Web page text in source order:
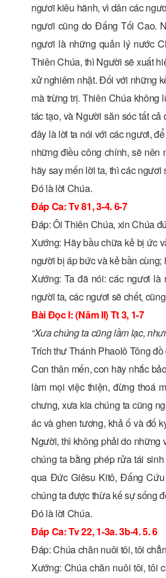
ngươi kiêu hãnh, vì dân các
ngươi cũng do Ðấng Tối Cao.
ngươi là những quản lý nước
Thiên Chúa, thì Người sẽ xuất
xử nghiêm nhặt. Ðối với những
mà trừng trị. Thiên Chúa
tác tạo, và Người săn sóc tất
đây là lời ta nói với các ngươi,
những điều công chính, sẽ nên
hãy say mến lời ta, thì các
Ðó là lời Chúa.
Ðáp Ca: Tv 81, 3-4. 6-7
Ðáp: Ôi Thiên Chúa, xin Chúa
Xướng: Hãy bầu chữa kẻ bị ức
người bị áp bức và kẻ bần
Xướng: Ta đã nói: các ngươi
người ta, các ngươi sẽ chết,
Bài Ðọc I: (Năm II) Tt 3, 1-7
“Xưa chúng ta cũng lầm lạc,
Trích thư Thánh Phaolô Tông
Con thân mến, con hãy nhắc
làm mọi việc thiện, đừng thoá
chưng, xưa kia chúng ta cũng
ác và ghen tương, khả ố và đố
Người, thì không phải do những
chúng ta bằng phép rửa tái
qua Ðức Giêsu Kitô, Ðấng
chúng ta được thừa kế sự sống
Ðó là lời Chúa.
Ðáp Ca: Tv 22, 1-3a. 3b-4. 5. 6
Ðáp: Chúa chăn nuôi tôi, tôi
Xướng: Chúa chăn nuôi tôi, tôi